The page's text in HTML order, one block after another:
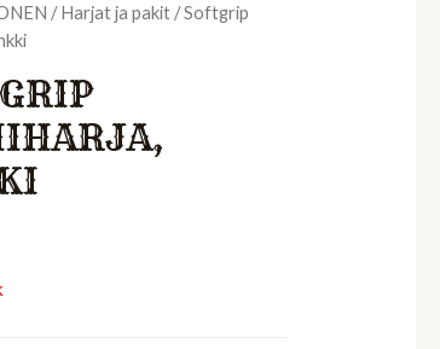
/Harjat ja pakit/ Softgrip